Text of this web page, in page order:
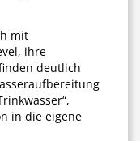
mit
ihre
deutlich
in die eigene